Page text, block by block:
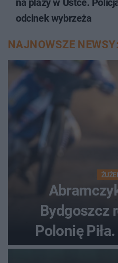
odcinek wybrzeża
NAJNOWSZE NEWSY:
Bydgoszcz
Polonię
najwięcej